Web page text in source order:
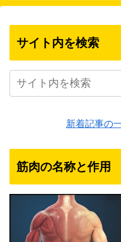
サイト内を検索
新着記事の
筋肉の名称と作用